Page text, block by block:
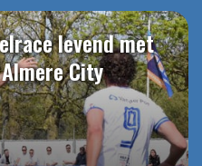
levend met
City